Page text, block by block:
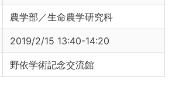
農学部／生命農学研究科
2019/2/15 13:40-14:20
野依学術記念交流館